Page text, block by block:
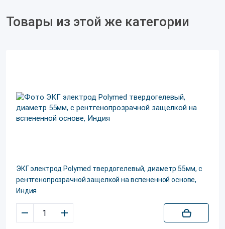
Товары из этой же категории
ЭКГ электрод Polуmed твердогелевый, диаметр 55мм, с
рентгенопрозрачной защелкой на вспененной основе,
Индия
– +